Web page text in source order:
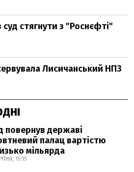
стягнути з "Роснєфті"
Лисичанський НПЗ
повернув державі
палац вартістю
мільярда
15:15